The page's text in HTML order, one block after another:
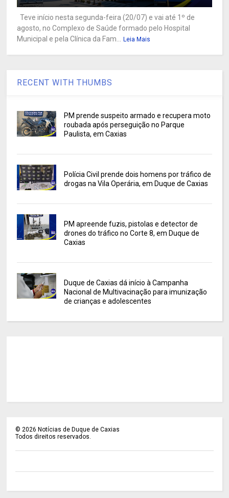
Teve início nesta segunda-feira (20/07) e vai até 1º de
agosto, no Complexo de Saúde formado pelo Hospital
Municipal e pela Clínica da Fam... Leia Mais
RECENT WITH THUMBS
PM prende suspeito armado e recupera moto
roubada após perseguição no Parque
Paulista, em Caxias
Polícia Civil prende dois homens por tráfico de
drogas na Vila Operária, em Duque de Caxias
PM apreende fuzis, pistolas e detector de
drones do tráfico no Corte 8, em Duque de
Caxias
Duque de Caxias dá início à Campanha
Nacional de Multivacinação para imunização
de crianças e adolescentes
©2026 Notícias de Duque de Caxias
Todos direitos reservados.